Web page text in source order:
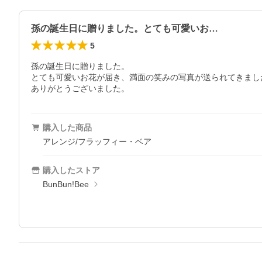
孫の誕生日に贈りました。とても可愛いお…
5
孫の誕生日に贈りました。
とても可愛いお花が届き、満面の笑みの写真が送られてきま
ありがとうございました。
購入した商品
アレンジ/フラッフィー・ベア
購入したストア
BunBun!Bee